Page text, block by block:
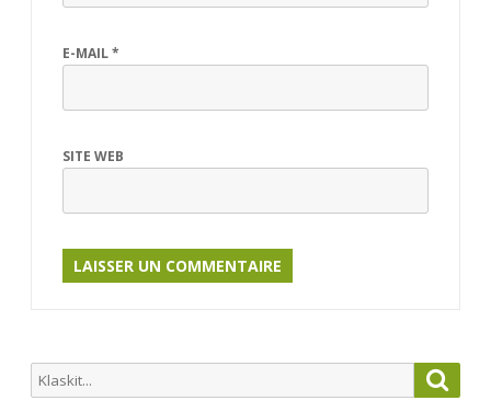
E-MAIL*
SITE WEB
Search
for: